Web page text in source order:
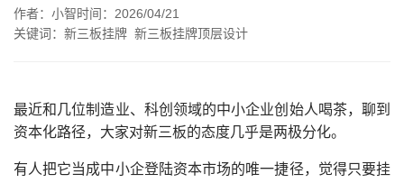
作者：小智时间：2026/04/21
关键词： 新三板挂牌 新三板挂牌顶层设计
最近和几位制造业、科创领域的中小企业创始人喝茶，聊到
资本化路径，大家对新三板的态度几乎是两极分化。
有人把它当成中小企登陆资本市场的唯一捷径，觉得只要挂